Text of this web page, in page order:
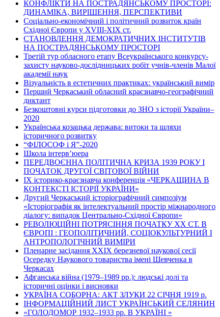
КОНФЛІКТИ НА ПОСТРАДЯНСЬКОМУ ПРОСТОРІ:
ДИНАМІКА, ВИРІШЕННЯ, ПЕРСПЕКТИВИ
Соціально-економічний і політичний розвиток країн
Східної Європи у ХVІІІ-ХІХ ст.
СТАНОВЛЕННЯ ДЕМОКРАТИЧНИХ ІНСТИТУТІВ
НА ПОСТРАДЯНСЬКОМУ ПРОСТОРІ
Третій тур обласного етапу Всеукраїнського конкурсу-
захисту науково-дослідницьких робіт учнів-членів Малої
академії наук
Візуальність в естетичних практиках: український вимір
Перший Черкаський обласний краєзнавчо-географічний
диктант
Безкоштовні курси підготовки до ЗНО з історії України–
2020
Українська козацька держава: витоки та шляхи
історичного розвитку
“ФІЛОСОФ і Я”-2020
Школа інтерв’юера
ПЕРЕДВОЄННА ПОЛІТИЧНА КРИЗА 1939 РОКУ І
ПОЧАТОК ДРУГОЇ СВІТОВОЇ ВІЙНИ
ІХ історико-краєзнавча конференція «ЧЕРКАЩИНА В
КОНТЕКСТІ ІСТОРІЇ УКРАЇНИ»
Другий Черкаський історіографічний симпозіум
«Історіографія як інтелектуальний простір міжнародного
діалогу: випадок Центрально-Східної Європи»
РЕВОЛЮЦІЙНІ ПОТРЯСІННЯ ПОЧАТКУ ХХ СТ. В
ЄВРОПІ : ГЕОПОЛІТИЧНИЙ, СОЦІОКУЛЬТУРНИЙ І
АНТРОПОЛОГІЧНИЙ ВИМІРИ
Пленарне засідання ХХІХ березневої наукової сесії
Осередку Наукового товариства імені Шевченка в
Черкасах
Афганська війна (1979–1989 рр.): людські долі та
історичні оцінки і висновки
УКРАЇНА СОБОРНА: АКТ ЗЛУКИ 22 СІЧНЯ 1919 р.
ІНФОРМАЦІЙНИЙ ЛИСТ УКРАЇНСЬКИЙ СЕЛЯНИН
«ГОЛОДОМОР 1932–1933 рр. В УКРАЇНІ »